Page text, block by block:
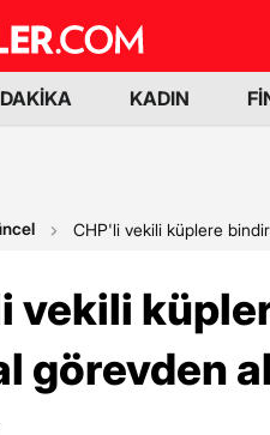
KADIN
CHP'li vekili küplere
vekili
görevden